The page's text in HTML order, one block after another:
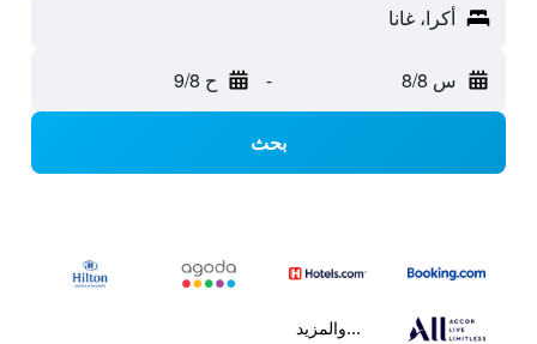
أكرا، غانا
س 8/8 - ح 9/8
بحث
...والمزيد